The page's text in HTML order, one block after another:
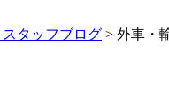
スタッフブログ > 外車・